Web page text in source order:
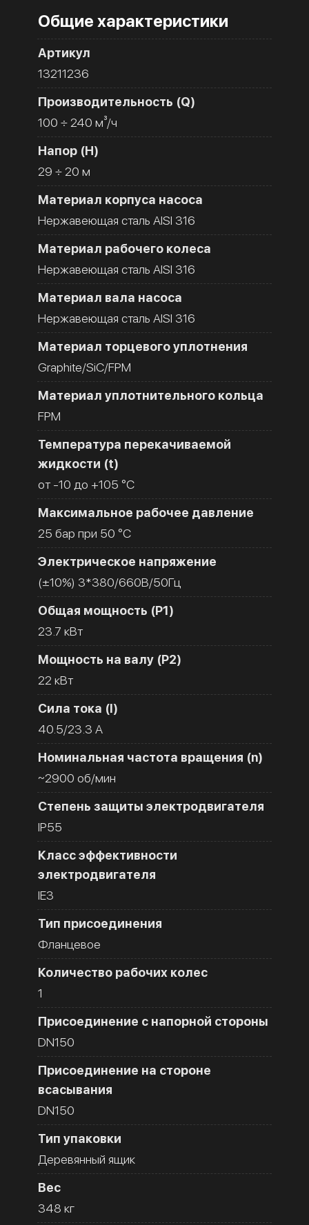
Общие характеристики
Артикул
13211236
Производительность (Q)
100 ÷ 240 м³/ч
Напор (H)
29 ÷ 20 м
Материал корпуса насоса
Нержавеющая сталь AISI 316
Материал рабочего колеса
Нержавеющая сталь AISI 316
Материал вала насоса
Нержавеющая сталь AISI 316
Материал торцевого уплотнения
Graphite/SiC/FPM
Материал уплотнительного кольца
FPM
Температура перекачиваемой
жидкости (t)
от -10 до +105 °C
Максимальное рабочее давление
25 бар при 50 °C
Электрическое напряжение
(±10%) 3*380/660В/50Гц
Общая мощность (Р1)
23.7 кВт
Мощность на валу (Р2)
22 кВт
Сила тока (I)
40.5/23.3 A
Номинальная частота вращения (n)
~2900 об/мин
Степень защиты электродвигателя
IP55
Класс эффективности
электродвигателя
IE3
Тип присоединения
Фланцевое
Количество рабочих колес
1
Присоединение с напорной стороны
DN150
Присоединение на стороне
всасывания
DN150
Тип упаковки
Деревянный ящик
Вес
348 кг